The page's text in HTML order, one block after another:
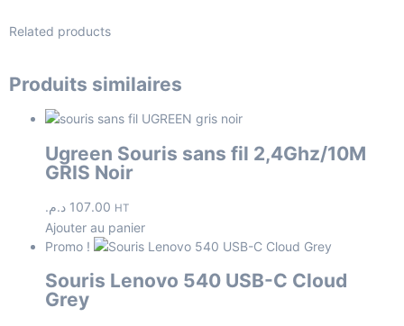
Related products
Produits similaires
Ugreen Souris sans fil 2,4Ghz/10M
GRIS Noir
107.00 د.م. HT
Ajouter au panier
Promo !
Souris Lenovo 540 USB-C Cloud
Grey